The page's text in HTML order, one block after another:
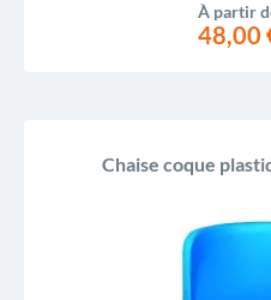
À partir
48,00
Chaise coque